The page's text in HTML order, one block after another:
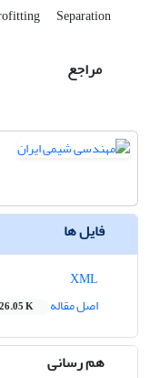
Separation
مراجع
فایل ها
اصل مقاله
K
هم رسانی